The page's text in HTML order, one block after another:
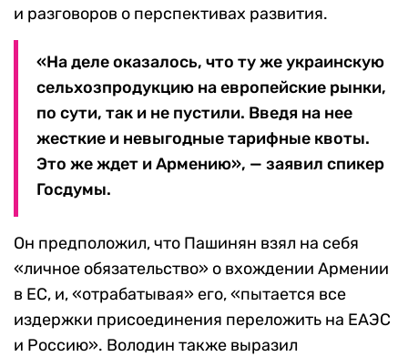
и разговоров о перспективах развития.
«На деле оказалось, что ту же украинскую
сельхозпродукцию на европейские рынки,
по сути, так и не пустили. Введя на нее
жесткие и невыгодные тарифные квоты.
Это же ждет и Армению», — заявил спикер
Госдумы.
Он предположил, что Пашинян взял на себя
«личное обязательство» о вхождении Армении
в ЕС, и, «отрабатывая» его, «пытается все
издержки присоединения переложить на ЕАЭС
и Россию». Володин также выразил